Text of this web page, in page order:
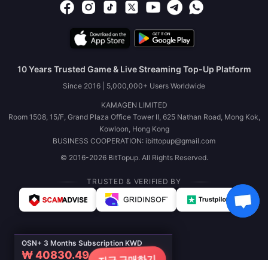
OSN+ 3 Months Subscription KWD
₩ 40830.49
10 Years Trusted Game & Live Streaming Top-Up Platform
Since 2016 | 5,000,000+ Users Worldwide
KAMAGEN LIMITED
Room 1508, 15/F, Grand Plaza Office Tower II, 625 Nathan Road, Mong Kok,
Kowloon, Hong Kong
BUSINESS COOPERATION: ibittopup@gmail.com
© 2016-2026 BitTopup. All Rights Reserved.
TRUSTED & VERIFIED BY